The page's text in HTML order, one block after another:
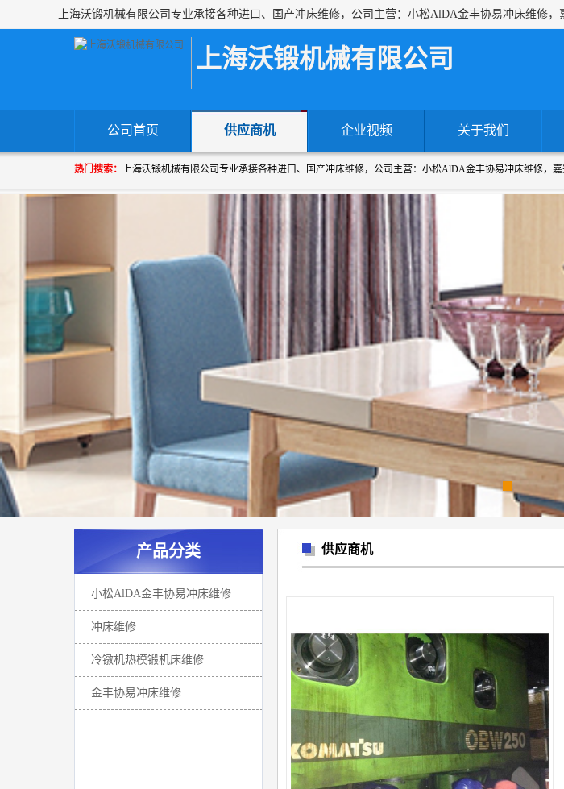
上海沃锻机械有限公司
公司首页 供应商机 企业视频 关于我们
热门搜索：
产品分类
小松AlDA金丰协易冲床维修
冲床维修
冷镦机热模锻机床维修
金丰协易冲床维修
供应商机